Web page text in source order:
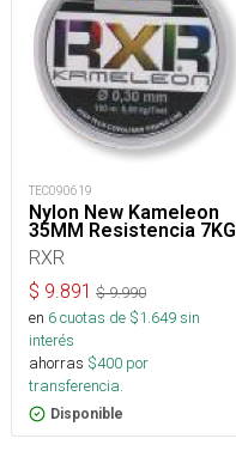
TEC090619
Nylon New Kameleon
35MM Resistencia 7KG
RXR
$ 9.891 $9.990
en 6cuotas de $1.649sin
interés
ahorras $400 por
transferencia.
Disponible